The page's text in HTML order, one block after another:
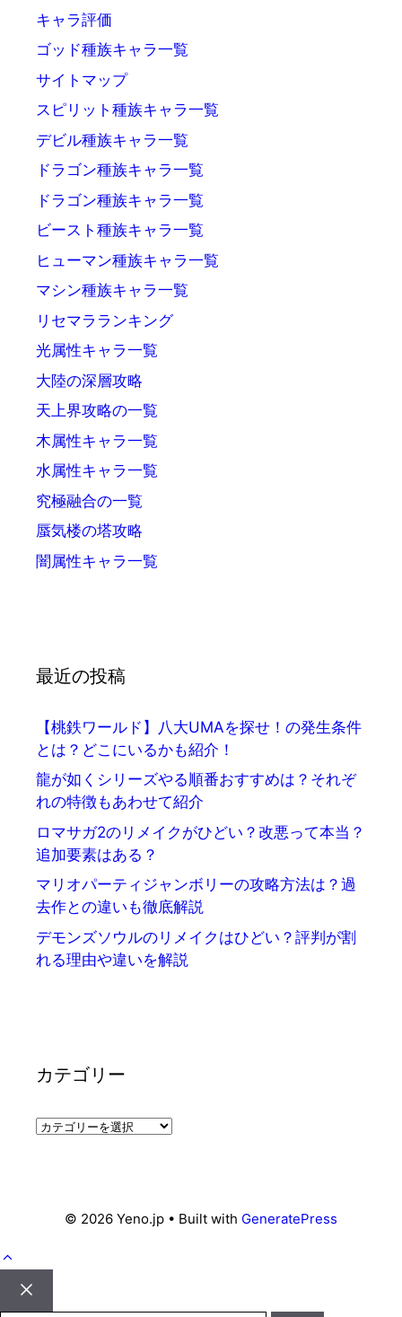
キャラ評価
ゴッド種族キャラ一覧
サイトマップ
スピリット種族キャラ一覧
デビル種族キャラ一覧
ドラゴン種族キャラ一覧
ドラゴン種族キャラ一覧
ビースト種族キャラ一覧
ヒューマン種族キャラ一覧
マシン種族キャラ一覧
リセマラランキング
光属性キャラ一覧
大陸の深層攻略
天上界攻略の一覧
木属性キャラ一覧
水属性キャラ一覧
究極融合の一覧
蜃気楼の塔攻略
闇属性キャラ一覧
最近の投稿
【桃鉄ワールド】八大UMAを探せ！の発生条件
とは？どこにいるかも紹介！
龍が如くシリーズやる順番おすすめは？それぞ
れの特徴もあわせて紹介
ロマサガ2のリメイクがひどい？改悪って本当？
追加要素はある？
マリオパーティジャンボリーの攻略方法は？過
去作との違いも徹底解説
デモンズソウルのリメイクはひどい？評判が割
れる理由や違いを解説
カテゴリー
カ
© 2026 Yeno.jp • Built with GeneratePress
Close